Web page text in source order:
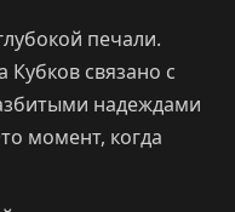
печали.
Кубков связано с
надеждами
момент, когда